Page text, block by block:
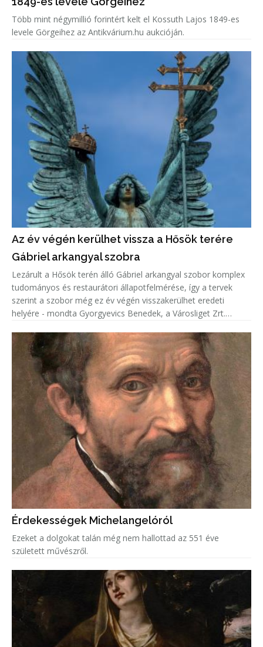
Több mint négymillió forintért kelt el Kossuth Lajos 1849-es
levele Görgeihez az Antikvárium.hu aukcióján.
Az év végén kerülhet vissza a Hősök terére
Gábriel arkangyal szobra
Lezárult a Hősök terén álló Gábriel arkangyal szobor komplex
tudományos és restaurátori állapotfelmérése, így a tervek
szerint a szobor még ez év végén visszakerülhet eredeti
helyére - mondta Gyorgyevics Benedek, a Városliget Zrt.
Érdekességek Michelangelóról
Ezeket a dolgokat talán még nem hallottad az 551 éve
született művészről.